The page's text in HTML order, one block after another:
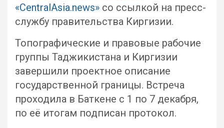
«CentralAsia.news» со ссылкой на пресс-
службу правительства Киргизии.
Топографические и правовые рабочие
группы Таджикистана и Киргизии
завершили проектное описание
государственной границы. Встреча
проходила в Баткене с 1 по 7 декабря,
по её итогам подписан протокол.